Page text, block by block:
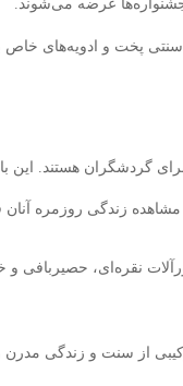
عرضه می‌شوند.
پخت و ادویه‌های
گردشگران هستند. این
زندگی روزمره آنان
نقره‌ای، حصیربافی و
از سنت و زندگی مدرن